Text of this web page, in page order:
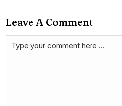
Leave A Comment